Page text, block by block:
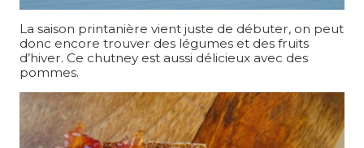
La saison printanière vient juste de débuter, on peut
donc encore trouver des légumes et des fruits
d’hiver. Ce chutney est aussi délicieux avec des
pommes.